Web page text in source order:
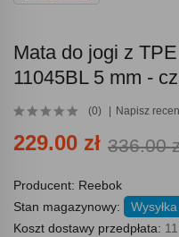
Mata do jogi z
11045BL 5 mm -
(0) Napisz
229.00 zł 336.00
Producent: Reebok
Stan magazynowy:
Koszt dostawy przedpłata: